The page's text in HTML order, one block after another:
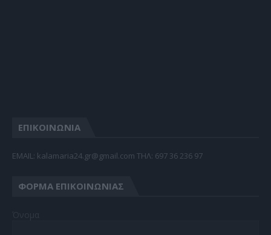
ΕΠΙΚΟΙΝΩΝΙΑ
EMAIL: kalamaria24.gr@gmail.com TΗΛ: 697 36 236 97
ΦΌΡΜΑ ΕΠΙΚΟΙΝΩΝΊΑΣ